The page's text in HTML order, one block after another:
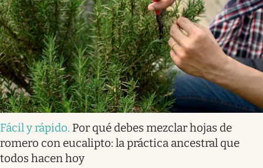
Fácil y rápido. Por qué debes mezclar hojas de
romero con eucalipto: la práctica ancestral que
todos hacen hoy